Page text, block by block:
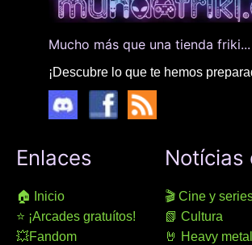
Mucho más que una tienda friki...
¡Descubre lo que te hemos
Enlaces
🏠 Inicio
⭐ ¡Arcades gratuítos!
💥Fandom
Notícias
🎬 Cine y
📗 Cultura
🤘 Heavy metal